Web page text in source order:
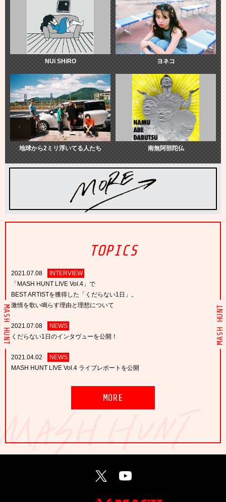
NUi SHiRO ヨネコ
地球から2ミリ浮いてる人たち 南無阿部陀仏
MASH HUNT MASH HUNT
TOPICS
2021.07.08
INTERVIEW
「MASH HUNT LIVE Vol.4」で
BEST ARTISTを獲得した「くだらない1日」。
激情を歌い鳴らす理由と理想について
2021.07.08
NEWS
くだらない1日のインタヴューを公開！
2021.04.02
NEWS
MASH HUNT LIVE Vol.4 ライブレポートを公開
MORE